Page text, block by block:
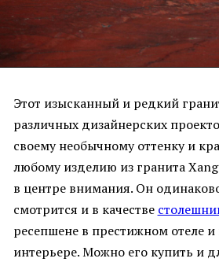
Этот изысканный и редкий
различных дизайнерских
своему необычному оттенку и
любому изделию из гранита
в центре внимания. Он
смотрится и в качестве
ресепшене в престижном отеле
интерьере. Можно его купить и